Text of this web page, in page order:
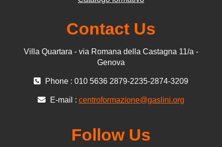
Contact Us
Villa Quartara - via Romana della Castagna 11/a -
Genova
Phone : 010 5636 2879-2235-2874-3209
E-mail : centroformazione@gaslini.org
Follow Us